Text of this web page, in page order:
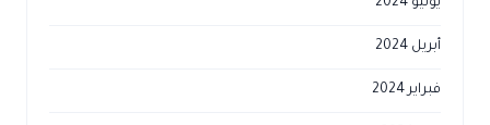
فبراير 2024